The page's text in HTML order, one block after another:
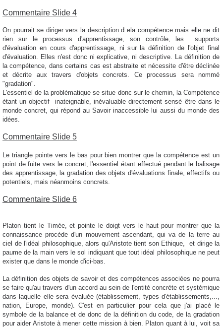
Commentaire Slide 4
On pourrait se diriger vers la description d ela compétence mais elle ne dit
rien sur le processus d'apprentissage, son contrôle, les supports
d'évaluation en cours d'apprentissage, ni sur la définition de l'objet final
d'évaluation. Elles n'est donc ni explicative, ni descriptive. La définition de
la compétence, dans certains cas est abstraite et nécessite d'être déclinée
et décrite aux travers d'objets concrets. Ce processus sera nommé
"gradation".
L'essentiel de la problématique se situe donc sur le chemin, la Compétence
étant un objectif inateignable, inévaluable directement sensé être dans le
monde concret, qui répond au Savoir inaccessible lui aussi du monde des
idées.
Commentaire Slide 5
Le triangle pointe vers le bas pour bien montrer que la compétence est un
point de fuite vers le concret, l'essentiel étant effectué pendant le balisage
des apprentissage, la gradation des objets d'évaluations finale, effectifs ou
potentiels, mais néanmoins concrets.
Commentaire Slide 6
Platon tient le Timée, et pointe le doigt vers le haut pour montrer que la
connaissance procède d'un mouvement ascendant, qui va de la terre au
ciel de l'idéal philosophique, alors qu'Aristote tient son Ethique, et dirige la
paume de la main vers le sol indiquant que tout idéal philosophique ne peut
exister que dans le monde d'ici-bas.
La définition des objets de savoir et des compétences associées ne pourra
se faire qu'au travers d'un accord au sein de l'entité concrète et systémique
dans laquelle elle sera évaluée (établissement, types d'établissements,...,
nation, Europe, monde). C'est en particulier pour cela que j'ai placé le
symbole de la balance et de donc de la définition du code, de la gradation
pour aider Aristote à mener cette mission à bien. Platon quant à lui, voit sa